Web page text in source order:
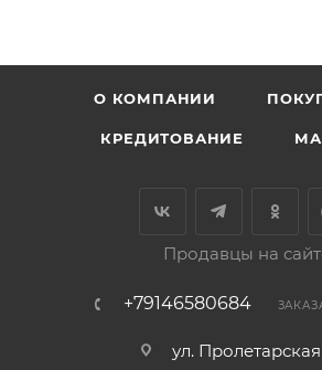
О КОМПАНИИ
КРЕДИТОВАНИЕ
Продавцы на
+79146580684
ул. Пролетарская